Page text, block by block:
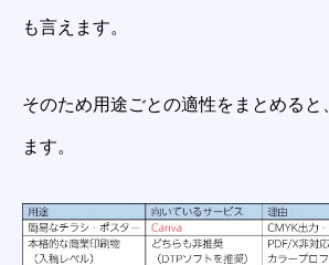
も言えます。
そのため用途ごとの適性をまとめると
ます。